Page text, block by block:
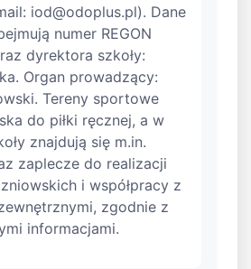
iod@odoplus.pl). Dane
numer REGON
dyrektora szkoły:
Organ prowadzący:
Tereny sportowe
do piłki ręcznej, a w
znajdują się m.in.
zaplecze do realizacji
i współpracy z
zgodnie z
informacjami.